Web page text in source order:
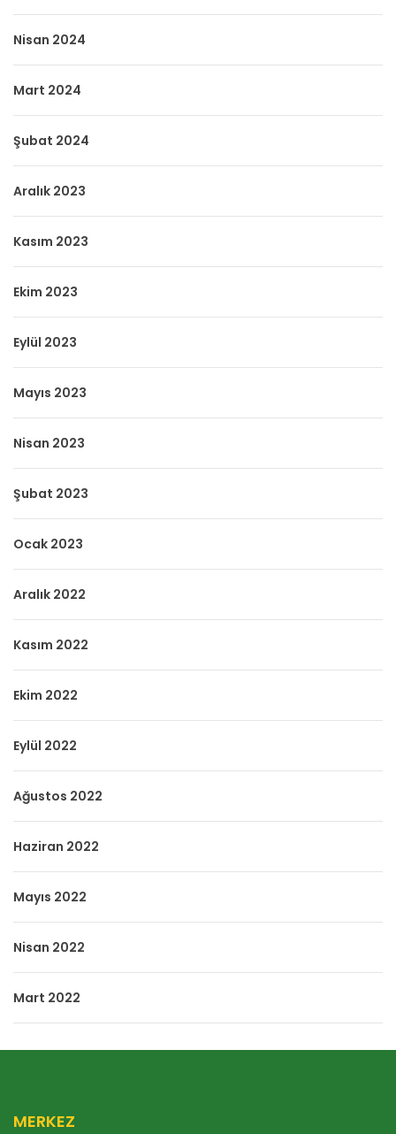
Nisan 2024
Mart 2024
Şubat 2024
Aralık 2023
Kasım 2023
Ekim 2023
Eylül 2023
Mayıs 2023
Nisan 2023
Şubat 2023
Ocak 2023
Aralık 2022
Kasım 2022
Ekim 2022
Eylül 2022
Ağustos 2022
Haziran 2022
Mayıs 2022
Nisan 2022
Mart 2022
MERKEZ